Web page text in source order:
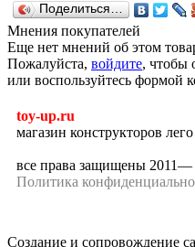
Поделиться…
Мнения покупателей
Еще нет мнений об этом
Пожалуйста, войдите, чтобы
или воспользуйтесь формой
toy-up.ru
магазин конструкторов лего
все права защищены 2011—
Политика
Создание и сопровождение